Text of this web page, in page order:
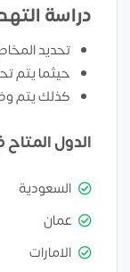
دراسة
تحديد
حيثما يتم
كذلك يتم
الدول
السعودية
عمان
الامارات